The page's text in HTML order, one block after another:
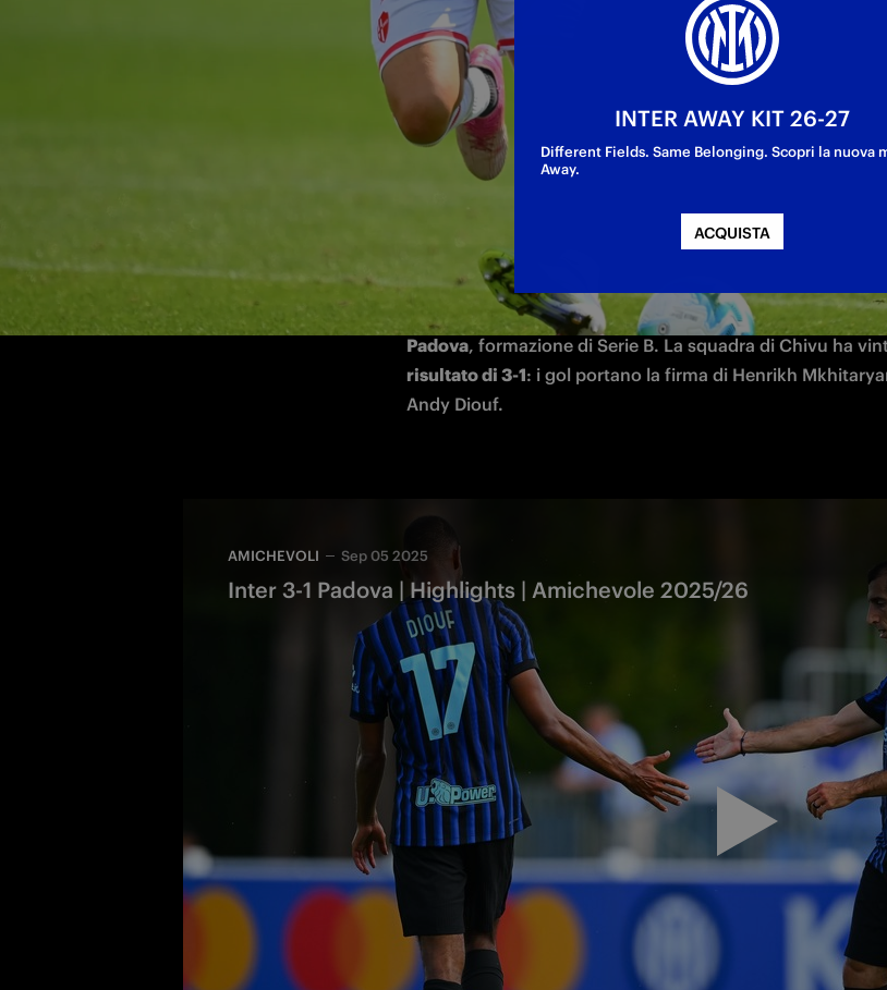
La sfida si è giocata al BPER Training Centre: a segno per i nerazzurri
Prosegue la settimana di lavoro dell'Inter durante la sosta
Nella mattinata di venerdì i nerazzurri sono scesi in campo
Centre di Appiano Gentile, dove si è svolta una partita
Padova
risultato di 3-1: i gol portano la firma di Henrikh
Andy Diouf.
AMICHEVOLI Sep 05 2025
Inter 3-1 Padova | Highlights | Amichevole 2025/26
INTER AWAY KIT 26-27
Different Fields. Same Belonging. Scopri la nuova
Away.
ACQUISTA